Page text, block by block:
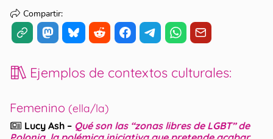
Compartir:
Ejemplos de contextos culturales:
Femenino (ella/la)
Lucy Ash – Qué son las “zonas libres de LGBT” de